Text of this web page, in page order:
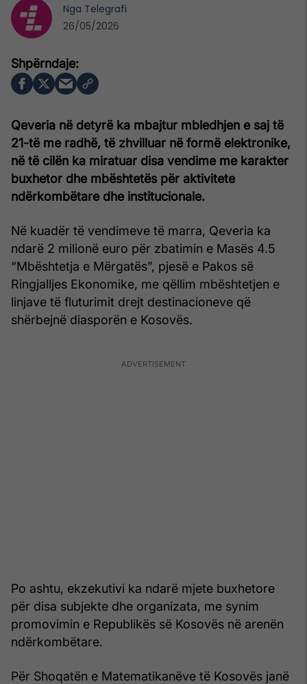
Qeveria në detyrë ka mbajtur mbledhjen e saj të
21-të me radhë, të zhvilluar në formë elektronike,
në të cilën ka miratuar disa vendime me karakter
buxhetor dhe mbështetës për aktivitete
ndërkombëtare dhe institucionale.
Në kuadër të vendimeve të marra, Qeveria ka
ndarë 2 milionë euro për zbatimin e Masës 4.5
“Mbështetja e Mërgatës”, pjesë e Pakos së
Ringjalljes Ekonomike, me qëllim mbështetjen e
linjave të fluturimit drejt destinacioneve që
shërbejnë diasporën e Kosovës.
Po ashtu, ekzekutivi ka ndarë mjete buxhetore
për disa subjekte dhe organizata, me synim
promovimin e Republikës së Kosovës në arenën
ndërkombëtare.
Për Shoqatën e Matematikanëve të Kosovës janë
Nga Telegrafi
26/05/2026